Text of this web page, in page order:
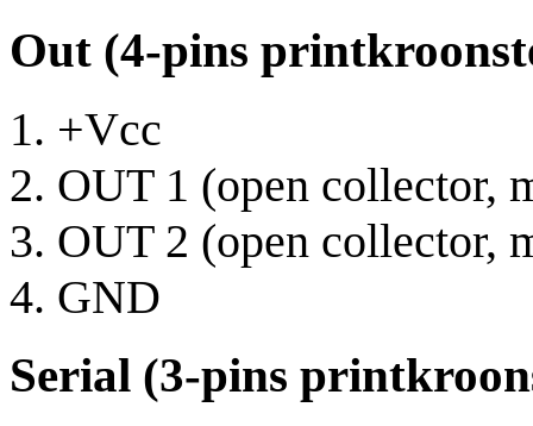
Out (4-pins
+Vcc
OUT 1 (open collector,
OUT 2 (open collector,
GND
Serial (3-pins